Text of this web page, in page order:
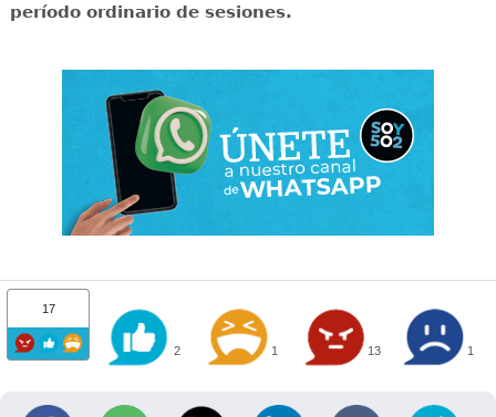
período ordinario de sesiones.
17
2 1 13 1